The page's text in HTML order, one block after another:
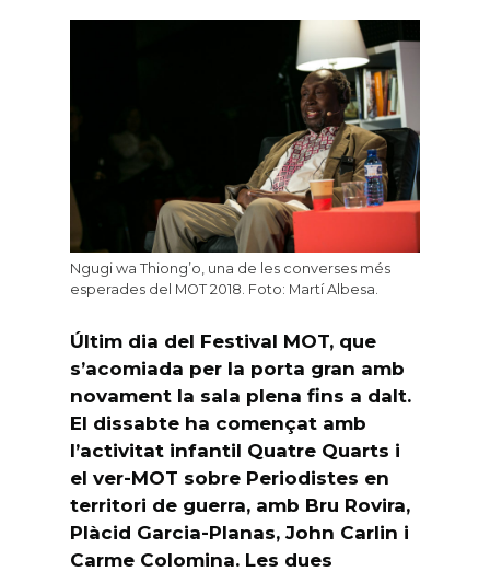
Ngugi wa Thiong’o, una de les converses més
esperades del MOT 2018. Foto: Martí Albesa.
Últim dia del Festival MOT, que
s’acomiada per la porta gran amb
novament la sala plena fins a dalt.
El dissabte ha començat amb
l’activitat infantil Quatre Quarts i
el ver-MOT sobre Periodistes en
territori de guerra, amb Bru Rovira,
Plàcid Garcia-Planas, John Carlin i
Carme Colomina. Les dues